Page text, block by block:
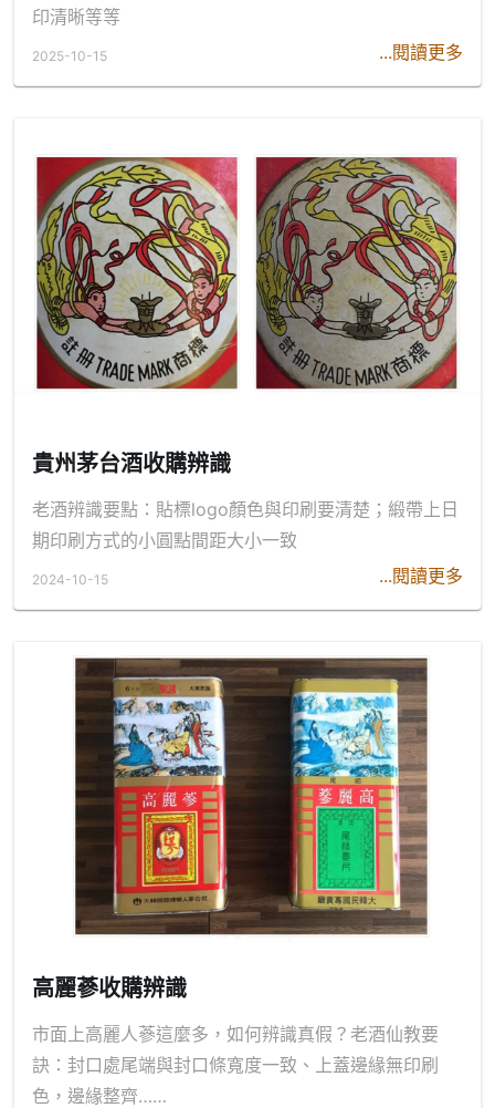
印清晰等等
...閱讀更多
2025-10-15
貴州茅台酒收購辨識
老酒辨識要點：貼標logo顏色與印刷要清楚；緞帶上日
期印刷方式的小圓點間距大小一致
...閱讀更多
2024-10-15
高麗蔘收購辨識
市面上高麗人蔘這麼多，如何辨識真假？老酒仙教要
訣：封口處尾端與封口條寬度一致、上蓋邊緣無印刷
色，邊緣整齊……